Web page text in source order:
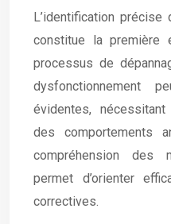
L’identification
constitue la première
processus de
dysfonctionnement
évidentes,
des comportements
compréhension des
permet d’orienter
correctives.